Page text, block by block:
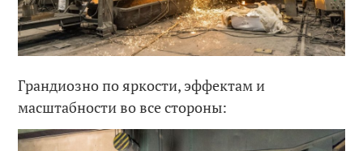
Грандиозно по яркости, эффектам и
масштабности во все стороны: